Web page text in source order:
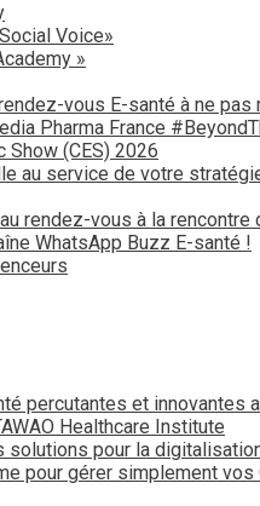
Voice»
»
vous E-santé à ne pas
Pharma France
Show (CES) 2026
au service de votre
rendez-vous à la
WhatsApp Buzz E-santé !
percutantes et innovantes
Healthcare Institute
solutions pour la
pour gérer simplement vos